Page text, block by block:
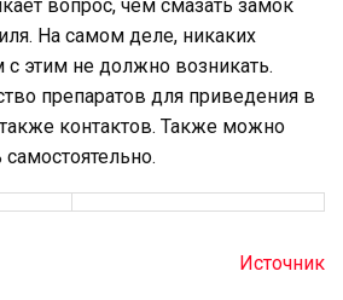
вопрос, чем смазать замок
На самом деле, никаких
этим не должно возникать.
препаратов для приведения в
контактов. Также можно
Источник